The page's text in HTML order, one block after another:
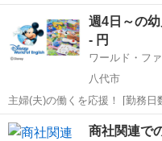
22万円以上 日払い・週払いOK 接
エリアの スーパー・ドラッグ
し、 当社製品...
八代市 肥後高田駅
週4日～の幼
- 円
ワールド・フ
八代市
主婦(夫)の働くを応援！ [勤務日数]： 週4日~
10:00~17:00/10:00~16:00/10:00~15:00/
駅]： 熊本県八代郡 ※勤務エリ
熊本 八代市 営業
商社関連で